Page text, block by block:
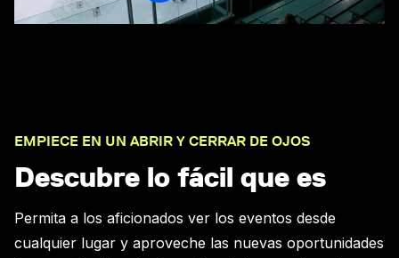
EMPIECE EN UN ABRIR Y CERRAR DE OJOS
Descubre lo fácil que es
Permita a los aficionados ver los eventos desde
cualquier lugar y aproveche las nuevas oportunidades